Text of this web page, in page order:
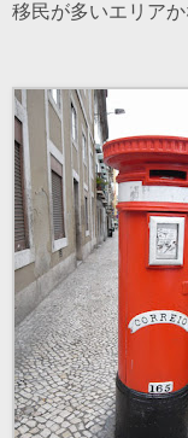
移民が多いエリアか